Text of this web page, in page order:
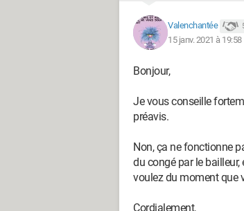
Valenchantée
15 janv. 2021 à 19:58
Bonjour,
Je vous conseille
préavis.
Non, ça ne fonctionne
du congé par le
voulez du moment que
Cordialement,